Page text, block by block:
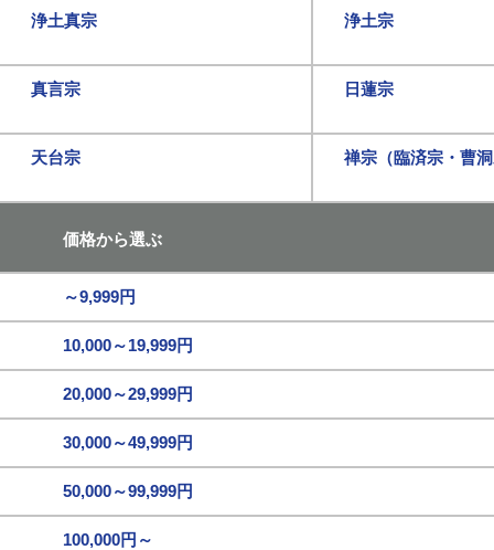
浄土真宗 浄土宗
真言宗 日蓮宗
天台宗 禅宗（臨済宗・曹
価格から選ぶ
～9,999円
10,000～19,999円
20,000～29,999円
30,000～49,999円
50,000～99,999円
100,000円～